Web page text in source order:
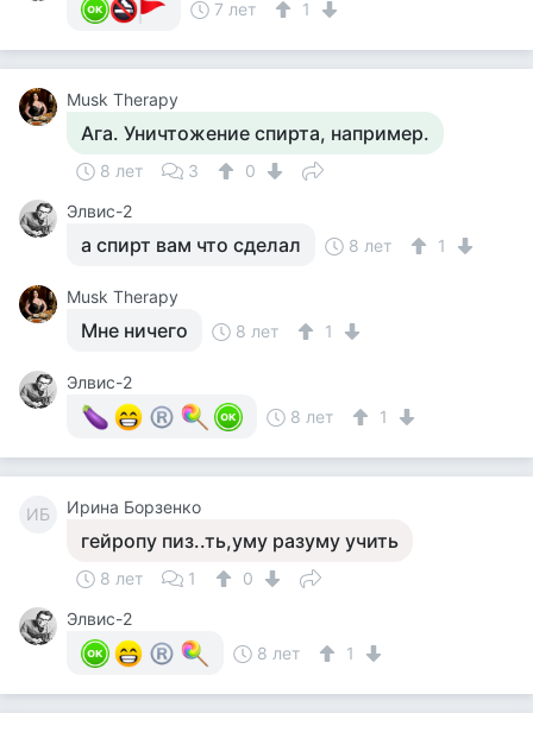
7 лет 1
Musk Therapy
Ага. Уничтожение спирта, например.
8 лет 3
0
Элвис-2
а спирт вам что сделал 8 лет 1
Musk Therapy
Мне ничего 8 лет 1
Элвис-2
8 лет
1
ИБ Ирина Борзенко
гейропу пиз..ть,уму разуму учить
8 лет 1
0
Элвис-2
8 лет
1